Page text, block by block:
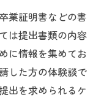
業証明書などの書
は提出書類の内容
に情報を集めてお
した方の体験談で
出を求められるケ